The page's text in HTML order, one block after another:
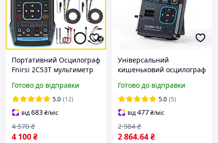
Портативний Осцилограф
Fnirsi 2C53T мультиметр
Готово до відправки
5.0 (12)
від683₴/міс
4 100₴
4 570 ₴
Універсальний
кишеньковий осцилограф
прилад із тестером
електронних компонентів
Готово до відправки
5.0 (5)
від477₴/міс
2 864.64₴
2 984 ₴